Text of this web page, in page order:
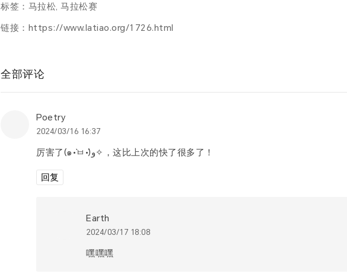
标签： 马拉松, 马拉松赛
链接： https://www.latiao.org/1726.html
全部评论
Poetry
2024/03/16 16:37
厉害了(๑•̀ㅂ•́)و✧，这比上次的快了很多了！
回复
Earth
2024/03/17 18:08
嘿嘿嘿